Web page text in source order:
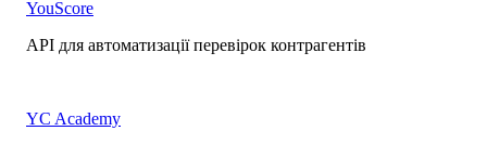
YouScore
API для автоматизації перевірок контрагентів
YC Academy